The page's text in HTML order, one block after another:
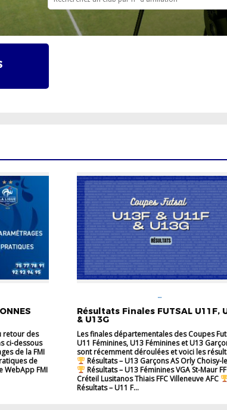
retour des
ci-dessous
de la FMI
de
WebApp FMI
CLUBS
Résultats Finales FUTSAL U11F,
& U13G
Les finales départementales des Coupes
U11 Féminines, U13 Féminines et U13
sont récemment déroulées et voici les
Résultats – U13 Garçons AS Orly Choisy-
Résultats – U13 Féminines VGA St-Maur
Créteil Lusitanos Thiais FFC Villeneuve AFC
Résultats – U11 F...